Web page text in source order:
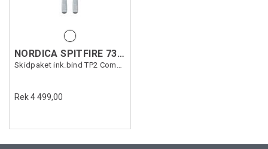
NORDICA SPITFIRE 73 R +TP10
Skidpaket ink.bind TP2 Compact(0C8020SA)
Rek 4 499,00